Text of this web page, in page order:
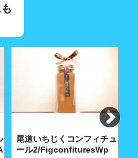
尾道いちじくコンフィチュ
ール2/FigconfituresWp